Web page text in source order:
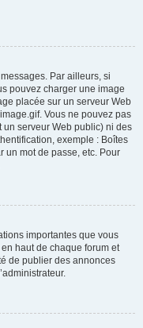
Par ailleurs, si
pouvez charger une image
placée sur un serveur Web
Vous ne pouvez pas
un serveur Web public) ni des
exemple : Boîtes
un mot de passe, etc. Pour
importantes que vous
haut de chaque forum et
de publier des annonces